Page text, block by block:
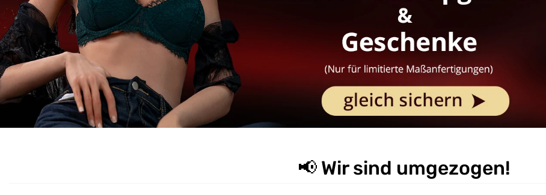
📢 Wir sind umgezogen!